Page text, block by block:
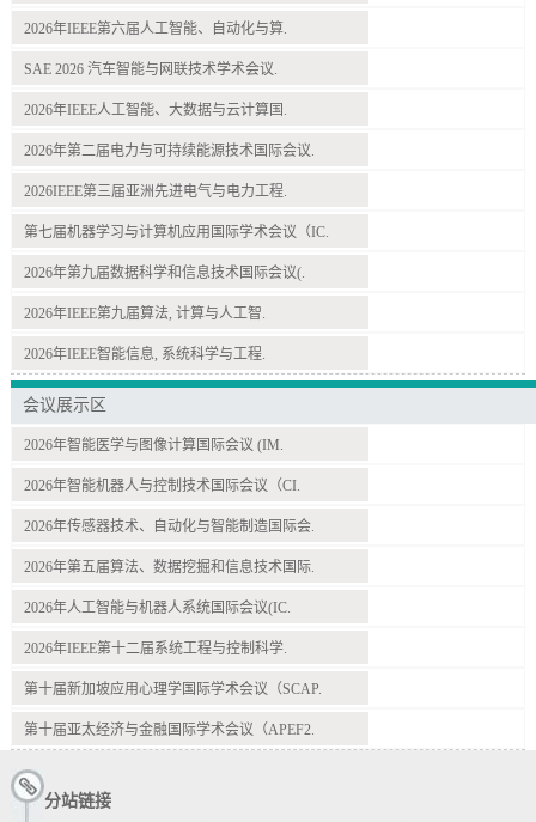
2026年IEEE第六届人工智能、自动化与算.
SAE 2026 汽车智能与网联技术学术会议.
2026年IEEE人工智能、大数据与云计算国.
2026年第二届电力与可持续能源技术国际会议.
2026IEEE第三届亚洲先进电气与电力工程.
第七届机器学习与计算机应用国际学术会议（IC.
2026年第九届数据科学和信息技术国际会议(.
2026年IEEE第九届算法, 计算与人工智.
2026年IEEE智能信息, 系统科学与工程.
会议展示区
2026年智能医学与图像计算国际会议 (IM.
2026年智能机器人与控制技术国际会议（CI.
2026年传感器技术、自动化与智能制造国际会.
2026年第五届算法、数据挖掘和信息技术国际.
2026年人工智能与机器人系统国际会议(IC.
2026年IEEE第十二届系统工程与控制科学.
第十届新加坡应用心理学国际学术会议（SCAP.
第十届亚太经济与金融国际学术会议（APEF2.
分站链接